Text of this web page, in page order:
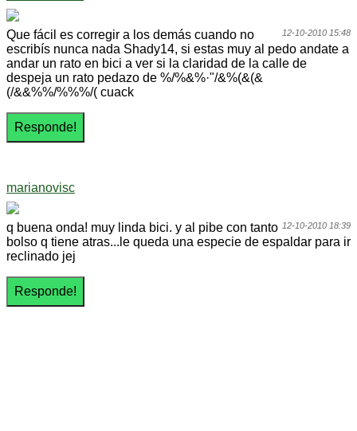
12-10-2010 15:48
Que fácil es corregir a los demás cuando no
escribís nunca nada Shady14, si estas muy al pedo andate a
andar un rato en bici a ver si la claridad de la calle de
despeja un rato pedazo de %/%&%·"/&%(&(&
(/&&%%/%%%/( cuack
marianovisc
12-10-2010 18:39
q buena onda! muy linda bici. y al pibe con tanto
bolso q tiene atras...le queda una especie de espaldar para ir
reclinado jej